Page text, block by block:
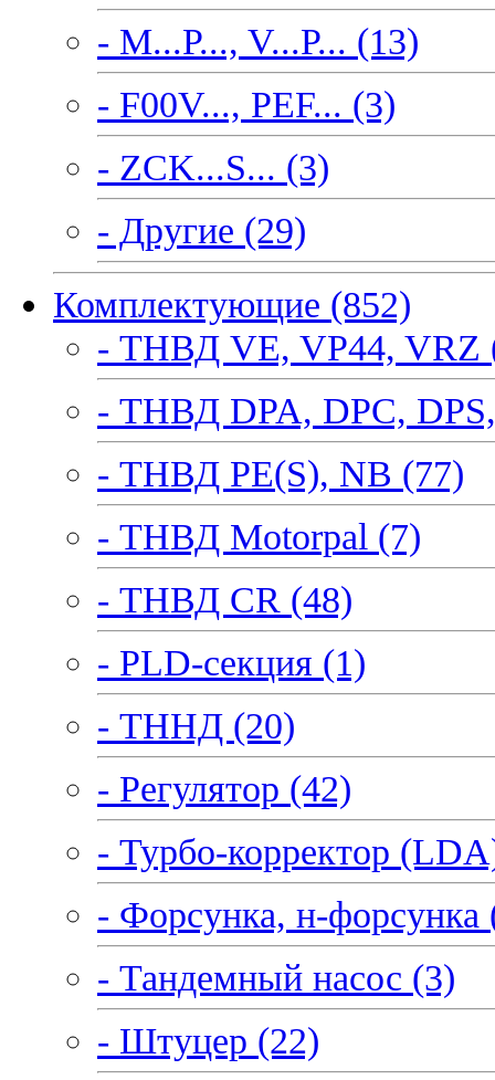
- M...P..., V...P... (13)
- F00V..., PEF... (3)
- ZCK...S... (3)
- Другие (29)
Комплектующие (852)
- ТНВД VE, VP44, VRZ
- ТНВД DPA, DPC,
- ТНВД PE(S), NB (77)
- ТНВД Motorpal (7)
- ТНВД CR (48)
- PLD-секция (1)
- ТННД (20)
- Регулятор (42)
- Турбо-корректор
- Форсунка, н-форсунка
- Тандемный насос (3)
- Штуцер (22)